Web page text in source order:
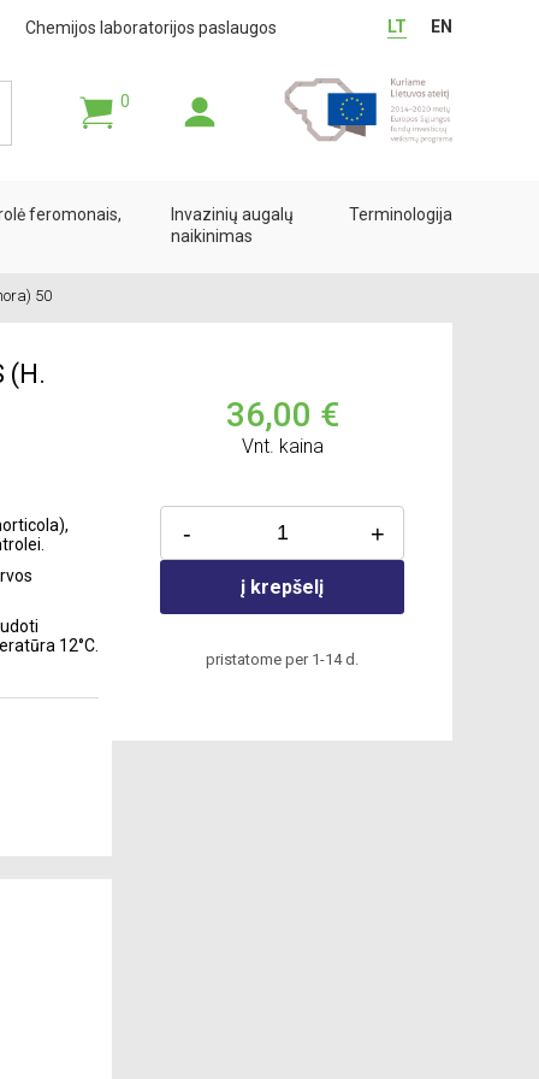
Chemijos laboratorijos paslaugos LT EN
0
feromonais,
Invazinių augalų
naikinimas
Terminologija
50
(H.
12°C.
36,00 €
Vnt. kaina
- +
į krepšelį
pristatome per 1-14 d.